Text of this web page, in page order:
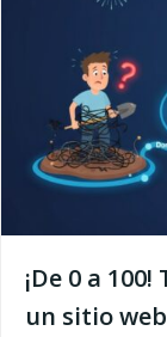
¡De 0 a
un sitio